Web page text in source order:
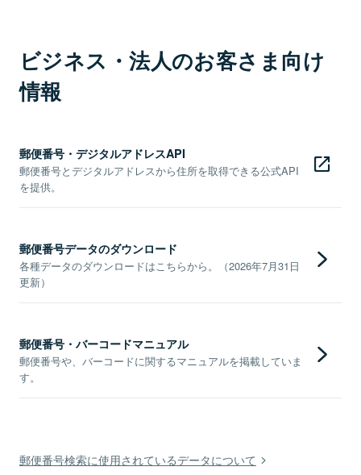
ビジネス・法人のお客さま向け
情報
郵便番号・デジタルアドレスAPI
郵便番号とデジタルアドレスから住所を取得できる公式API
を提供。
郵便番号データのダウンロード
各種データのダウンロードはこちらから。（2026年7月31日
更新）
郵便番号・バーコードマニュアル
郵便番号や、バーコードに関するマニュアルを掲載していま
す。
郵便番号検索に使用されているデータについて